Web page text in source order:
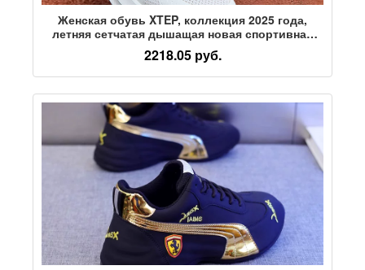
Женская обувь XTEP, коллекция 2025 года,
летняя сетчатая дышащая новая спортивная
обувь для учащихся младших классов средней
школы, женская обувь из тонкой сетки,
амортизирующие кроссовки
2218.05 руб.